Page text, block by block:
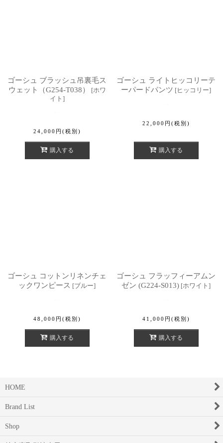
ゴーシュ ブラッシュ吊裏毛ス
ウェット（G254-T038）
[ホワ
イト ]
24,000 円 (税別)
購入する
ゴーシュ ライトヒッコリーテ
ーパードパンツ [ヒッコリー]
22,000 円 (税別)
購入する
ゴーシュ コットンリネンチェ
ックワンピース [ブルー]
48,000 円 (税別)
購入する
ゴーシュ フラッフィーアムン
ゼン (G224-S013) [ホワイト ]
41,000 円 (税別)
購入する
HOME
Brand List
Shop